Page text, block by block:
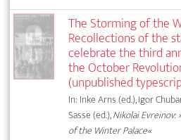
The Storming of the
Recollections of the
celebrate the third
the October
(unpublished
In: Inke Arns (ed.), Igor
Sasse (ed.),Nikolai
of the Winter Palace«